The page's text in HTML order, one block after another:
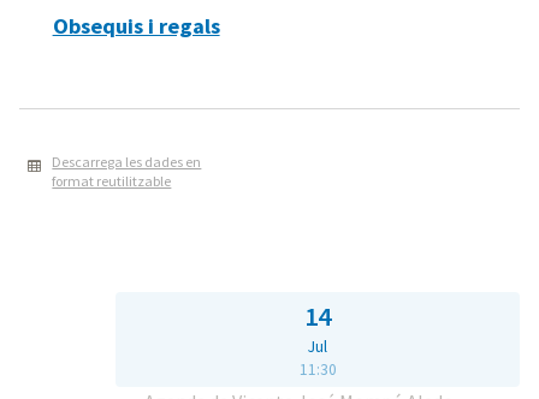
Obsequis i regals
Descarrega les dades en
format reutilitzable
14
Jul
11:30